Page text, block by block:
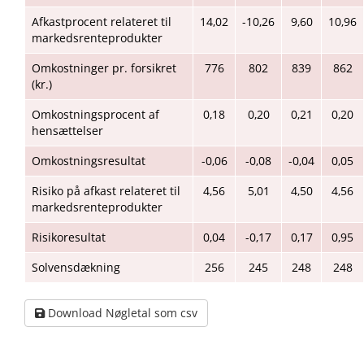
Afkastprocent relateret til
markedsrenteprodukter
14,02 -10,26 9,60 10,96
Omkostninger pr. forsikret
(kr.)
776 802 839 862
Omkostningsprocent af
hensættelser
0,18 0,20 0,21 0,20
Omkostningsresultat -0,06 -0,08 -0,04
0,05
Risiko på afkast relateret til
markedsrenteprodukter
4,56 5,01 4,50 4,56
Risikoresultat 0,04 -0,17 0,17
0,95
Solvensdækning
256 245 248 248
Download Nøgletal som csv